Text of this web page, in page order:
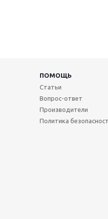
ПОМОЩЬ
Статьи
Вопрос-ответ
Производители
Политика